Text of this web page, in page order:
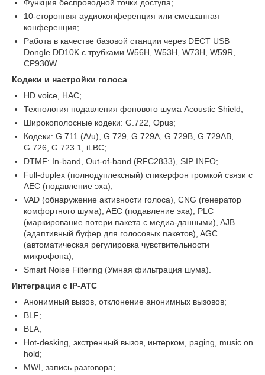
Функция беспроводной точки доступа;
10-сторонняя аудиоконференция или смешанная
конференция;
Работа в качестве базовой станции через DECT USB
Dongle DD10K с трубками W56H, W53H, W73H, W59R,
CP930W.
Кодеки и настройки голоса
HD voice, HAC;
Технология подавления фонового шума Acoustic Shield;
Широкополосные кодеки: G.722, Opus;
Кодеки: G.711 (A/u), G.729, G.729A, G.729B, G.729AB,
G.726, G.723.1, iLBC;
DTMF: In-band, Out-of-band (RFC2833), SIP INFO;
Full-duplex (полнодуплексный) спикерфон громкой связи с
AEC (подавление эха);
VAD (обнаружение активности голоса), CNG (генератор
комфортного шума), AEC (подавление эха), PLC
(маркирование потери пакета с медиа-данными), AJB
(адаптивный буфер для голосовых пакетов), AGC
(автоматическая регулировка чувствительности
микрофона);
Smart Noise Filtering (Умная фильтрация шума).
Интеграция с IP-АТС
Анонимный вызов, отклонение анонимных вызовов;
BLF;
BLA;
Hot-desking, экстренный вызов, интерком, paging, music on
hold;
MWI, запись разговора;